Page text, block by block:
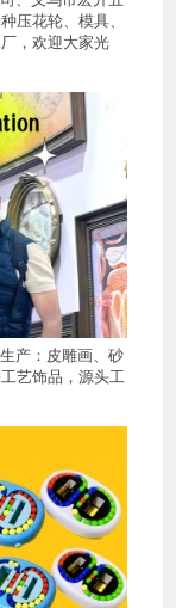
压花轮、模具、
，欢迎大家光
产：皮雕画、砂
艺饰品，源头工